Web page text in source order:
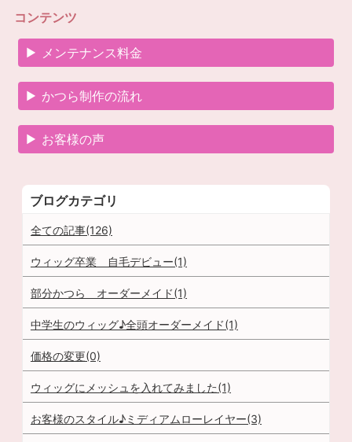
コンテンツ
メンテナンス料金
かつら制作の流れ
お客様の声
ブログカテゴリ
全ての記事(126)
ウィッグ卒業 自毛デビュー(1)
部分かつら オーダーメイド(1)
中学生のウィッグ♪全頭オーダーメイド(1)
価格の変更(0)
ウィッグにメッシュを入れてみました(1)
お客様のスタイル♪ミディアムローレイヤー(3)